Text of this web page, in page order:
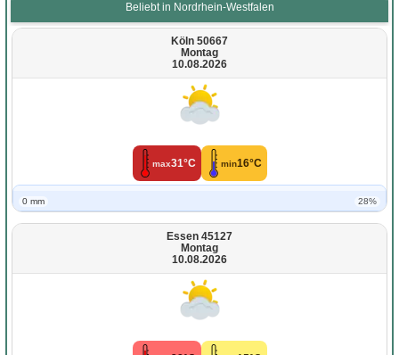
Beliebt in Nordrhein-Westfalen
Köln 50667
Montag
10.08.2026
max31°C min16°C
0 mm 28%
Essen 45127
Montag
10.08.2026